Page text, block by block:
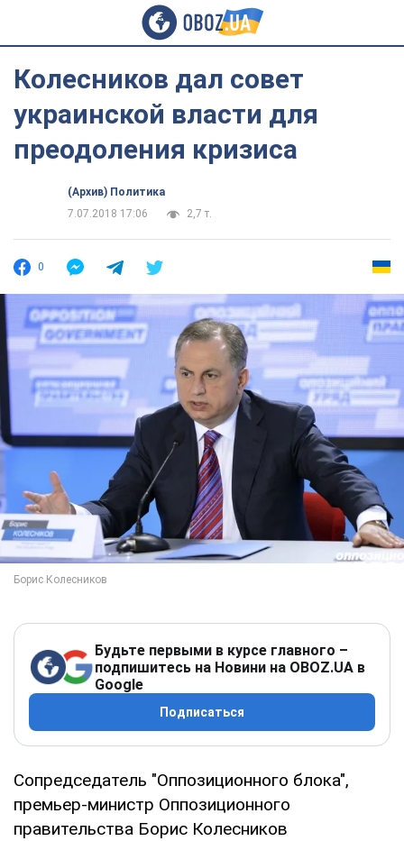
Колесников дал совет
украинской власти для
преодоления кризиса
(Архив) Политика
7.07.2018 17:06
2,7 т.
0
Будьте первыми в курсе главного –
подпишитесь на Новини на OBOZ.UA в
Google
Подписаться
Сопредседатель "Оппозиционного блока",
премьер-министр Оппозиционного
правительства Борис Колесников